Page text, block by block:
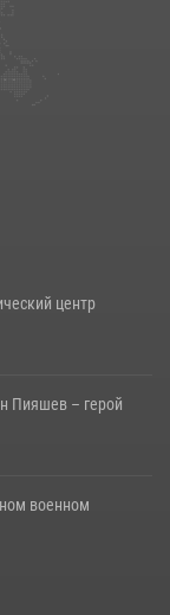
по обобщению
центр
Пияшев – герой
военном